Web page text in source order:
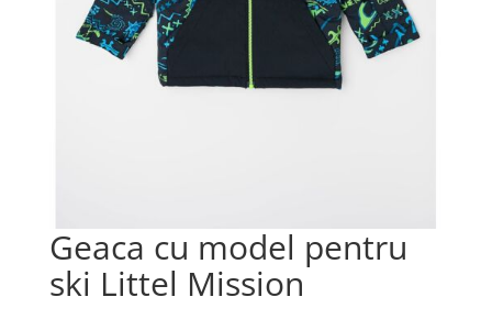
Geaca cu model pentru
ski Littel Mission